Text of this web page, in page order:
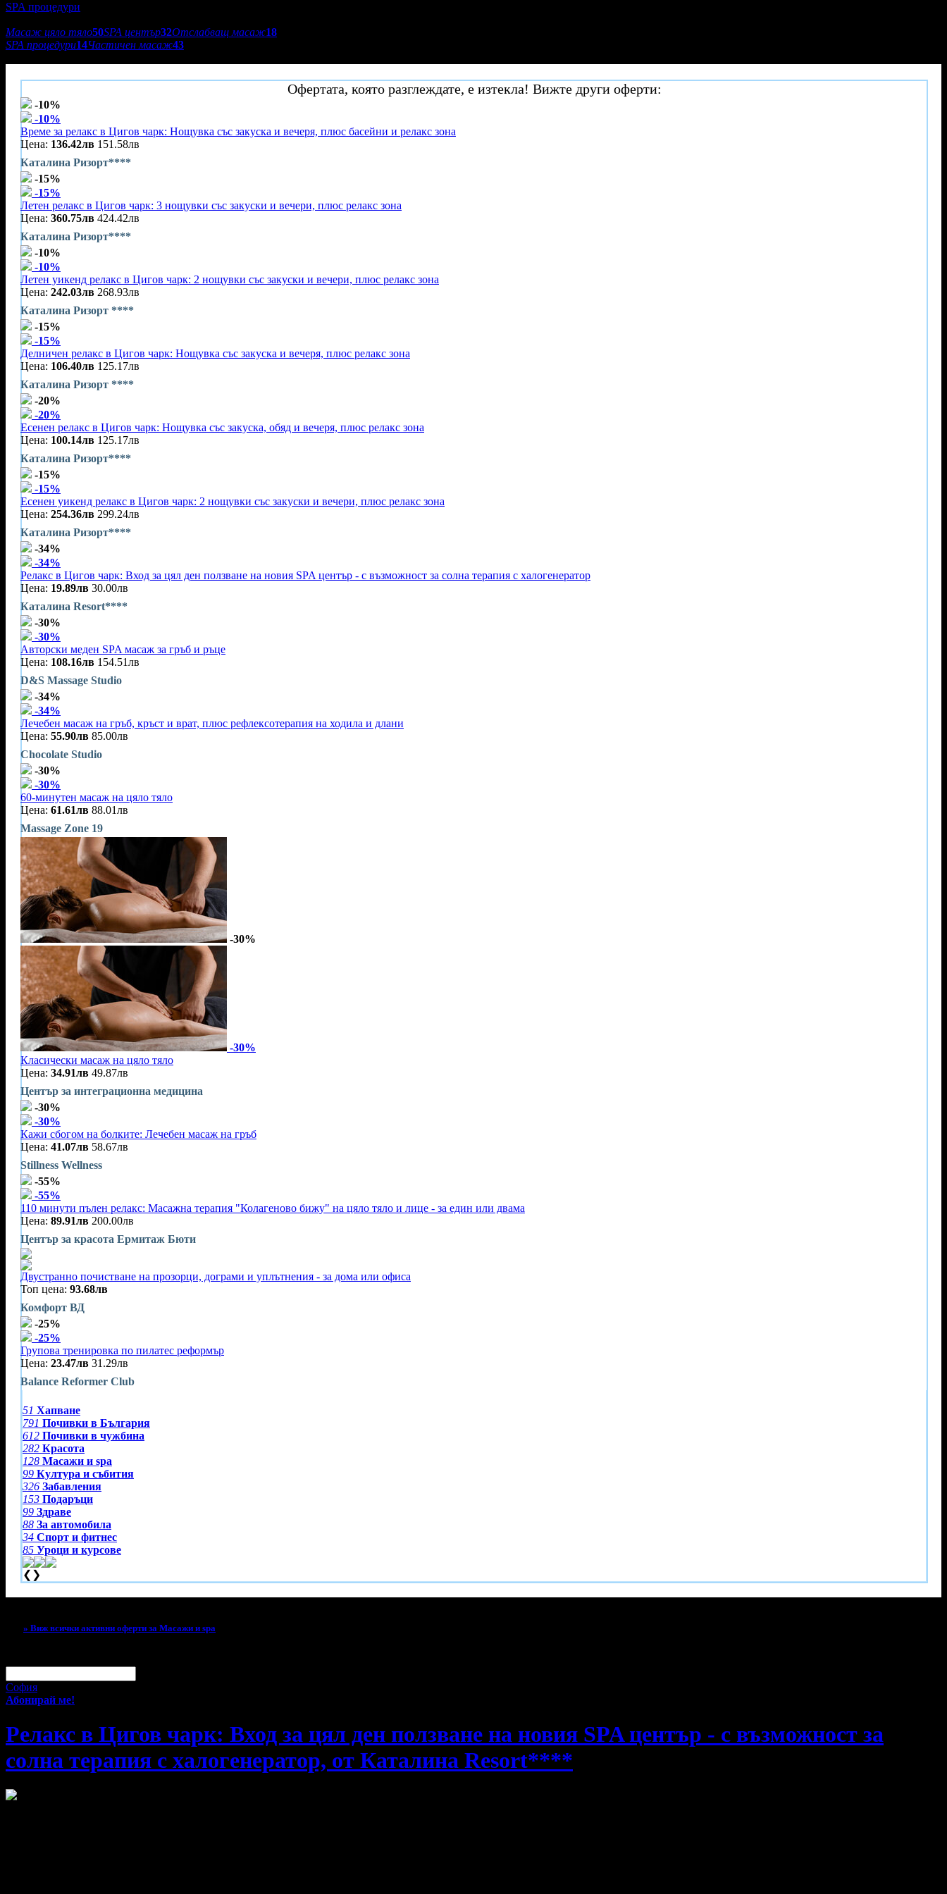
SPA процедури
Масаж цяло тяло50SPA център32Отслабващ масаж18
SPA процедури14Частичен масаж43
Офертата, която разглеждате, е изтекла! Вижте други оферти:
-10%
-10%
Време за релакс в Цигов чарк: Нощувка със закуска и вечеря, плюс басейни и релакс зона
Цена: 136.42лв 151.58лв
Каталина Ризорт****
-15%
-15%
Летен релакс в Цигов чарк: 3 нощувки със закуски и вечери, плюс релакс зона
Цена: 360.75лв 424.42лв
Каталина Ризорт****
-10%
-10%
Летен уикенд релакс в Цигов чарк: 2 нощувки със закуски и вечери, плюс релакс зона
Цена: 242.03лв 268.93лв
Каталина Ризорт ****
-15%
-15%
Делничен релакс в Цигов чарк: Нощувка със закуска и вечеря, плюс релакс зона
Цена: 106.40лв 125.17лв
Каталина Ризорт ****
-20%
-20%
Есенен релакс в Цигов чарк: Нощувка със закуска, обяд и вечеря, плюс релакс зона
Цена: 100.14лв 125.17лв
Каталина Ризорт****
-15%
-15%
Есенен уикенд релакс в Цигов чарк: 2 нощувки със закуски и вечери, плюс релакс зона
Цена: 254.36лв 299.24лв
Каталина Ризорт****
-34%
-34%
Релакс в Цигов чарк: Вход за цял ден ползване на новия SPA център - с възможност за солна терапия с халогенератор
Цена: 19.89лв 30.00лв
Каталина Resort****
-30%
-30%
Авторски меден SPA масаж за гръб и ръце
Цена: 108.16лв 154.51лв
D&S Massage Studio
-34%
-34%
Лечебен масаж на гръб, кръст и врат, плюс рефлексотерапия на ходила и длани
Цена: 55.90лв 85.00лв
Chocolate Studio
-30%
-30%
60-минутен масаж на цяло тяло
Цена: 61.61лв 88.01лв
Massage Zone 19
-30%
-30%
Класически масаж на цяло тяло
Цена: 34.91лв 49.87лв
Център за интеграционна медицина
-30%
-30%
Кажи сбогом на болките: Лечебен масаж на гръб
Цена: 41.07лв 58.67лв
Stillness Wellness
-55%
-55%
110 минути пълен релакс: Масажна терапия "Колагеново бижу" на цяло тяло и лице - за един или двама
Цена: 89.91лв 200.00лв
Център за красота Ермитаж Бюти
Двустранно почистване на прозорци, дограми и уплътнения - за дома или офиса
Топ цена: 93.68лв
Комфорт ВД
-25%
-25%
Групова тренировка по пилатес реформър
Цена: 23.47лв 31.29лв
Balance Reformer Club
51 Хапване
791 Почивки в България
612 Почивки в чужбина
282 Красота
128 Масажи и spa
99 Култура и събития
326 Забавления
153 Подаръци
99 Здраве
88 За автомобила
34 Спорт и фитнес
85 Уроци и курсове
❮ ❯
» Виж всички активни оферти за Масажи и spa
София
Абонирай ме!
Релакс в Цигов чарк: Вход за цял ден ползване на новия SPA център - с възможност за
солна терапия с халогенератор, от Каталина Resort****